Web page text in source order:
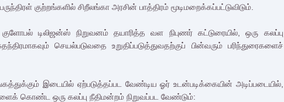
குற்றங்களில் சிறீலங்கா அரசின் பாத்திரம் மூடிமறைக்கப்பட்டுவிடும்.
டிலிஜன்ஸ் நிறுவனம் தயாரித்த வள நிபுணர் கட்டுரையில், ஒரு கலப்பு
செயல்படுவதை உறுதிப்படுத்துவதற்குப் பின்வரும் பரிந்துரைகளைச்
இடையில் ஏற்படுத்தப்பட வேண்டிய ஓர் உடன்படிக்கையின் அடிப்படையில்,
கொண்ட ஒரு கலப்பு நீதிமன்றம் நிறுவப்பட வேண்டும்: